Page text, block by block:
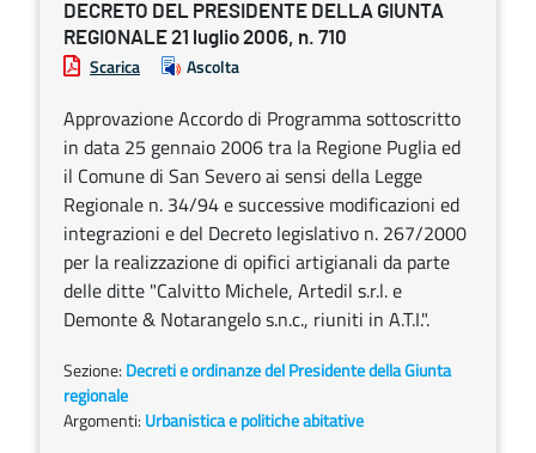
DECRETO DEL PRESIDENTE DELLA GIUNTA
REGIONALE 21 luglio 2006, n. 710
Scarica Ascolta
Approvazione Accordo di Programma sottoscritto
in data 25 gennaio 2006 tra la Regione Puglia ed
il Comune di San Severo ai sensi della Legge
Regionale n. 34/94 e successive modificazioni ed
integrazioni e del Decreto legislativo n. 267/2000
per la realizzazione di opifici artigianali da parte
delle ditte "Calvitto Michele, Artedil s.r.l. e
Demonte & Notarangelo s.n.c., riuniti in A.T.I.".
Sezione: Decreti e ordinanze del Presidente della Giunta
regionale
Argomenti: Urbanistica e politiche abitative